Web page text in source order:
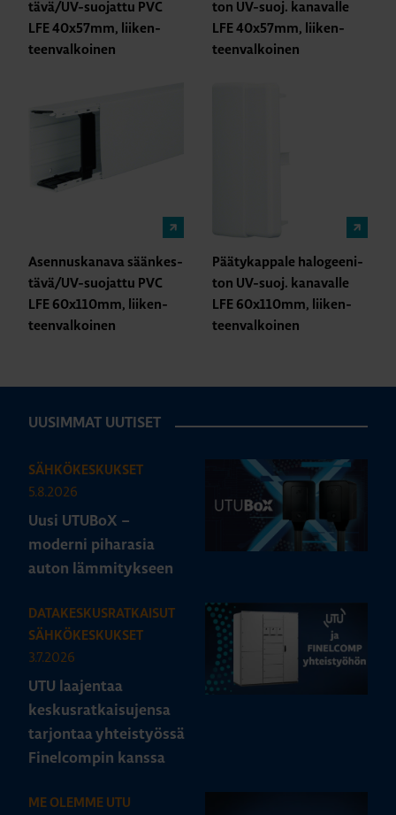
tä­vä/UV-suo­jat­tu PVC
LFE 40x57mm, lii­ken­
teen­val­koi­nen
ton UV-suoj. ka­na­val­le
LFE 40x57mm, lii­ken­
teen­val­koi­nen
Asen­nus­ka­na­va sään­kes­
tä­vä/UV-suo­jat­tu PVC
LFE 60x110mm, lii­ken­
teen­val­koi­nen
Pää­ty­kap­pa­le ha­lo­gee­ni­
ton UV-suoj. ka­na­val­le
LFE 60x110mm, lii­ken­
teen­val­koi­nen
UUSIMMAT UUTISET
SÄHKÖKESKUKSET
5.8.2026
Uusi UTUBoX –
moderni piharasia
auton lämmitykseen
DATAKESKUSRATKAISUT
SÄHKÖKESKUKSET
3.7.2026
UTU laajentaa
keskusratkaisujensa
tarjontaa yhteistyössä
Finelcompin kanssa
ME OLEMME UTU